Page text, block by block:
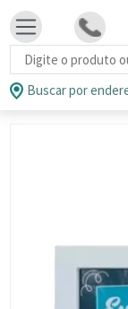
Busca de produtos
Buscar por